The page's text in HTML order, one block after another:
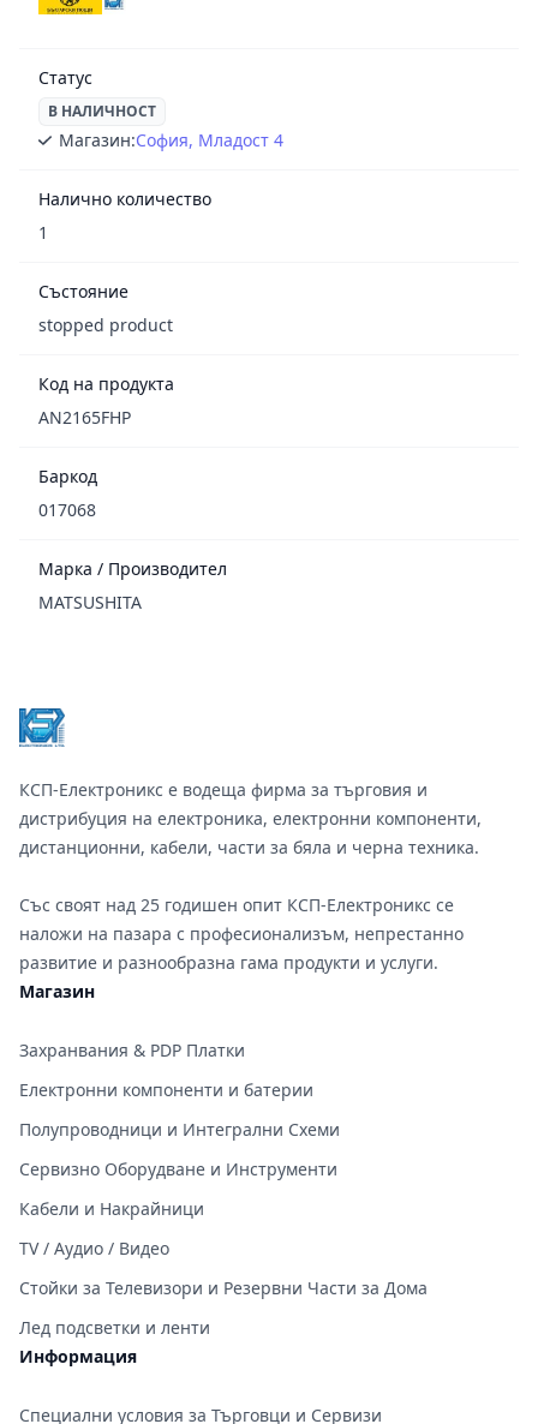
Статус
В НАЛИЧНОСТ
Магазин:София, Младост 4
Налично количество
1
Състояние
stopped product
Код на продукта
AN2165FHP
Баркод
017068
Марка / Производител
MATSUSHITA
КСП-Електроникс е водеща фирма за търговия и
дистрибуция на електроника, електронни компоненти,
дистанционни, кабели, части за бяла и черна техника.
Със своят над 25 годишен опит КСП-Електроникс се
наложи на пазара с професионализъм, непрестанно
развитие и разнообразна гама продукти и услуги.
Магазин
Захранвания & PDP Платки
Електронни компоненти и батерии
Полупроводници и Интегрални Схеми
Сервизно Оборудване и Инструменти
Кабели и Накрайници
TV / Аудио / Видео
Стойки за Телевизори и Резервни Части за Дома
Лед подсветки и ленти
Информация
Специални условия за Търговци и Сервизи